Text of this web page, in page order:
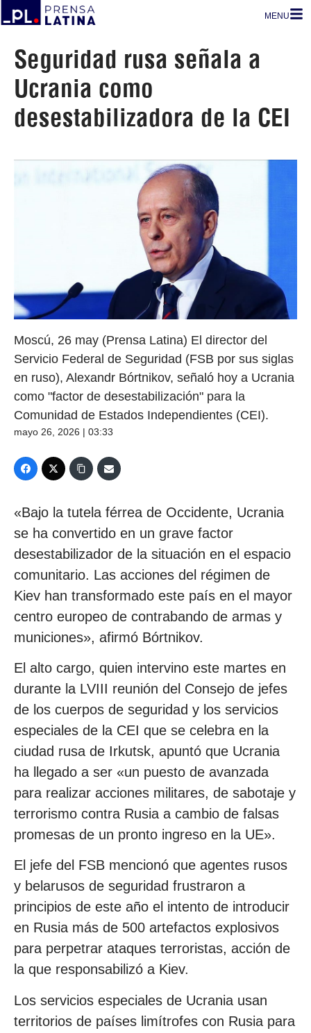
MENU
Seguridad rusa señala a
Ucrania como
desestabilizadora de la CEI
Moscú, 26 may (Prensa Latina) El director del
Servicio Federal de Seguridad (FSB por sus siglas
en ruso), Alexandr Bórtnikov, señaló hoy a Ucrania
como "factor de desestabilización" para la
Comunidad de Estados Independientes (CEI).
mayo 26, 2026 | 03:33
«Bajo la tutela férrea de Occidente, Ucrania
se ha convertido en un grave factor
desestabilizador de la situación en el espacio
comunitario. Las acciones del régimen de
Kiev han transformado este país en el mayor
centro europeo de contrabando de armas y
municiones», afirmó Bórtnikov.
El alto cargo, quien intervino este martes en
durante la LVIII reunión del Consejo de jefes
de los cuerpos de seguridad y los servicios
especiales de la CEI que se celebra en la
ciudad rusa de Irkutsk, apuntó que Ucrania
ha llegado a ser «un puesto de avanzada
para realizar acciones militares, de sabotaje y
terrorismo contra Rusia a cambio de falsas
promesas de un pronto ingreso en la UE».
El jefe del FSB mencionó que agentes rusos
y belarusos de seguridad frustraron a
principios de este año el intento de introducir
en Rusia más de 500 artefactos explosivos
para perpetrar ataques terroristas, acción de
la que responsabilizó a Kiev.
Los servicios especiales de Ucrania usan
territorios de países limítrofes con Rusia para